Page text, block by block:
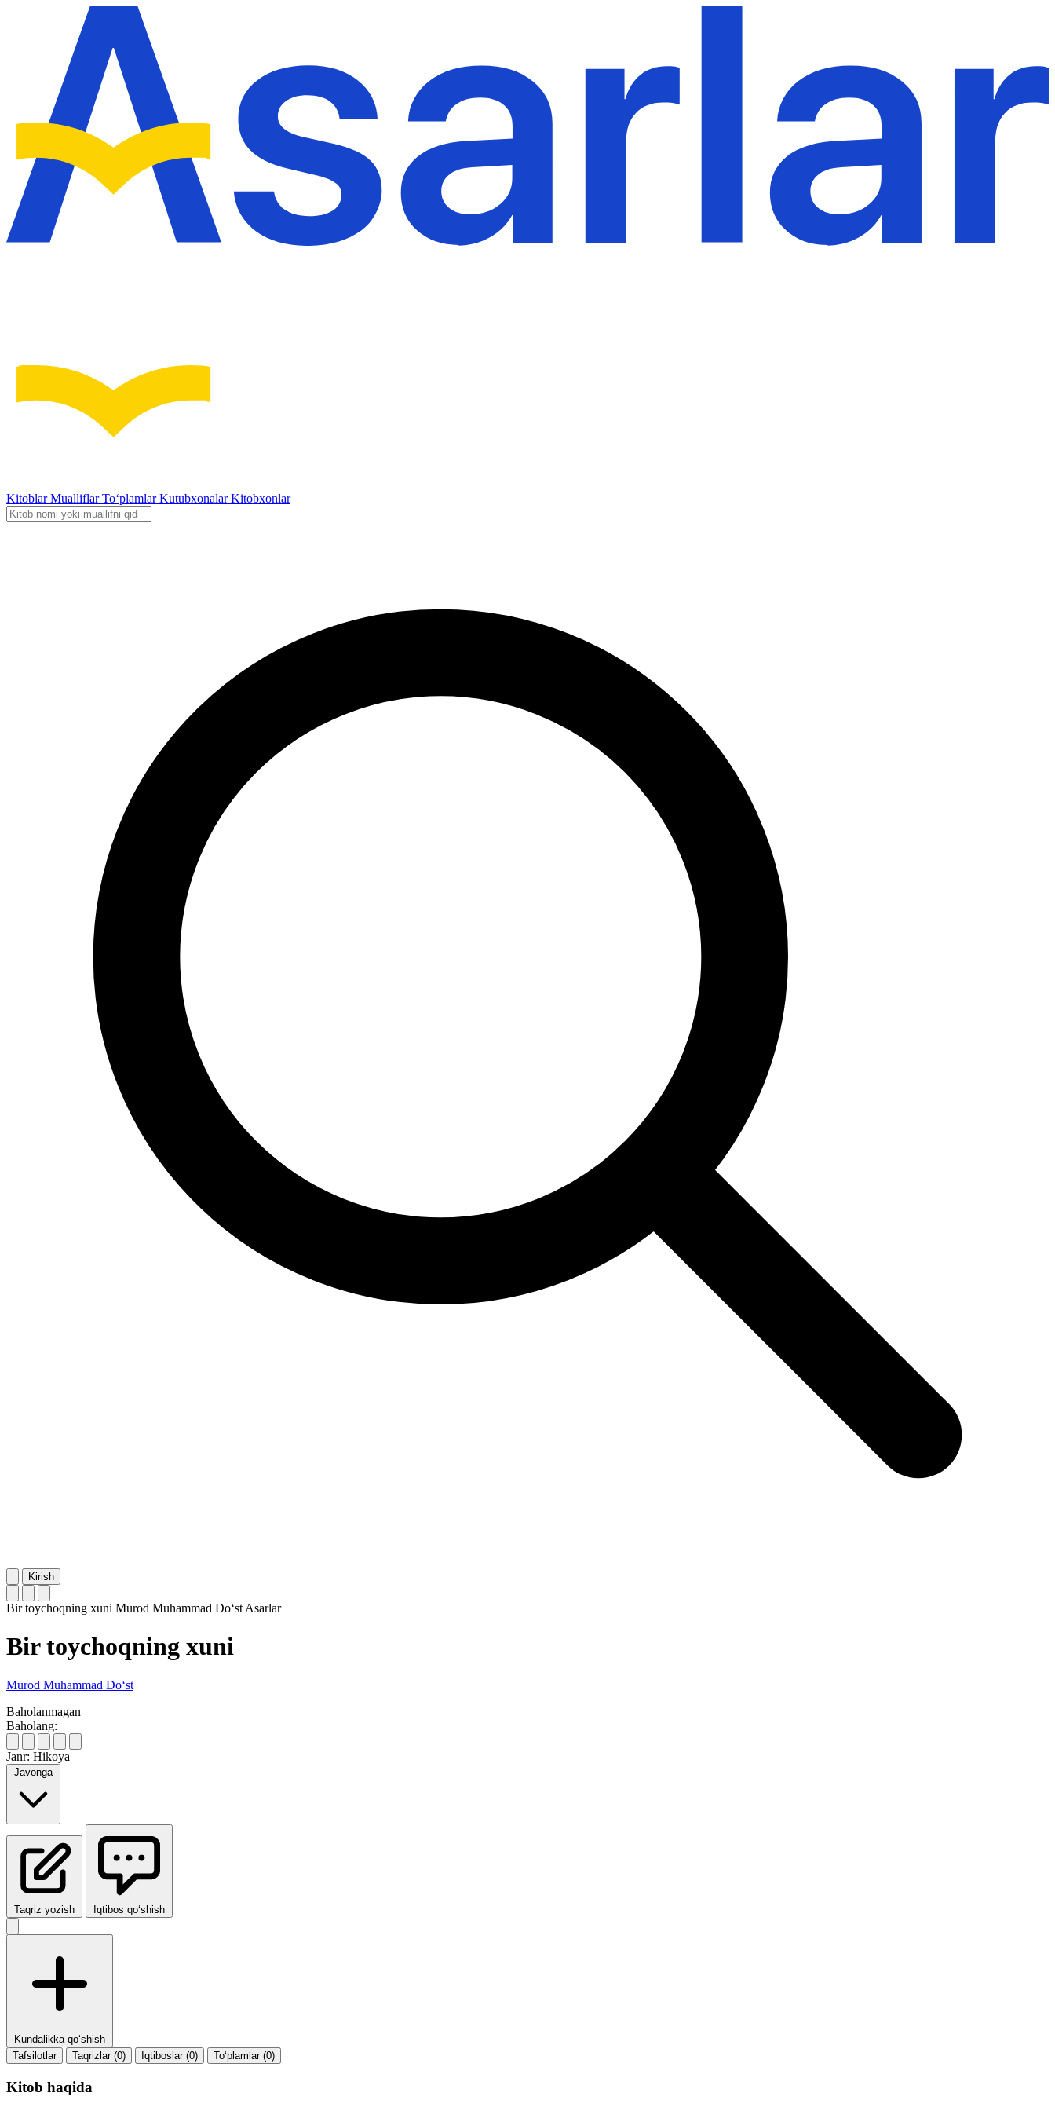
KitoblarMualliflarTo‘plamlarKutubxonalarKitobxonlar
Kirish
Bir toychoqning xuni Murod Muhammad Do‘st Asarlar
Bir toychoqning xuni
Murod Muhammad Do‘st
Baholanmagan
Baholang:
Janr: Hikoya
Javonga
Taqriz yozish Iqtibos qo‘shish
Kundalikka qo‘shish
Tafsilotlar
Taqrizlar (0) Iqtiboslar (0) To‘plamlar (0)
Kitob haqida